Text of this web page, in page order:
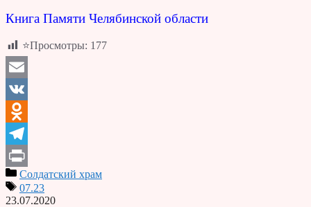
Книга Памяти Челябинской области
⭐Просмотры: 177
Email
VK
Odnoklassniki
Telegram
PrintСолдатский храм
07.23
23.07.2020